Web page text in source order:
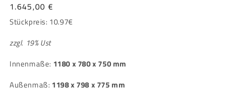
Normaler
Preis
1.645,00 €
Stückpreis: 10.97€
zzgl. 19% Ust
Innenmaße: 1180 x 780 x 750 mm
Außenmaß: 1198 x 798 x 775 mm